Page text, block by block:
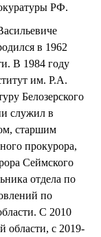
РФ.
в 1962
В 1984 году
им. Р.А.
Белозерского
служил в
старшим
прокурора,
Сеймского
отдела по
по
С 2010
области, с 2019-